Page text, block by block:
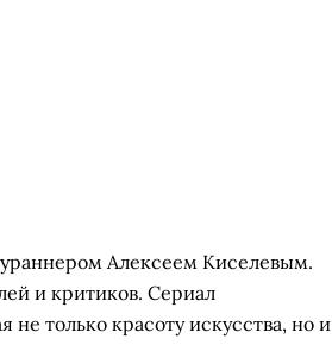
Алексеем Киселевым.
и критиков. Сериал
не только красоту искусства, но и